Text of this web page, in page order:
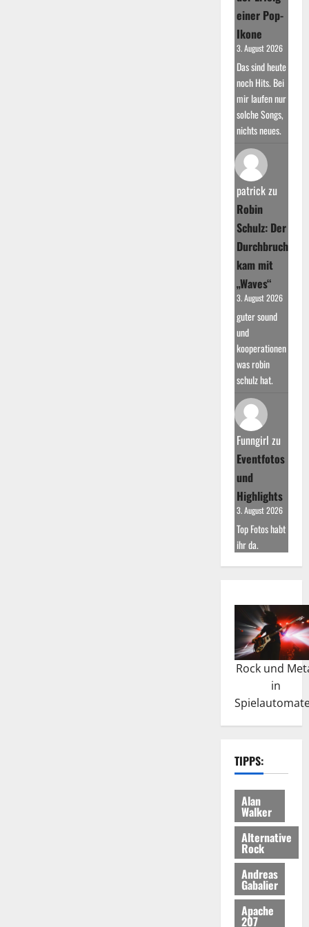
einer Pop-
Ikone
3. August 2026
Das sind heute
noch Hits. Bei
mir laufen nur
solche Songs,
nichts neues.
patrickzu
Robin
Schulz: Der
Durchbruch
kam mit
„Waves“
3. August 2026
guter sound
und
kooperationen
was robin
schulz hat.
Funngirl zu
Eventfotos
und
Highlights
3. August 2026
Top Fotos habt
ihr da.
Rock und
in
TIPPS:
Alan
Walker
Alternative
Rock
Andreas
Gabalier
Apache
207